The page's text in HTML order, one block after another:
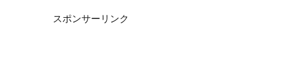
スポンサーリンク